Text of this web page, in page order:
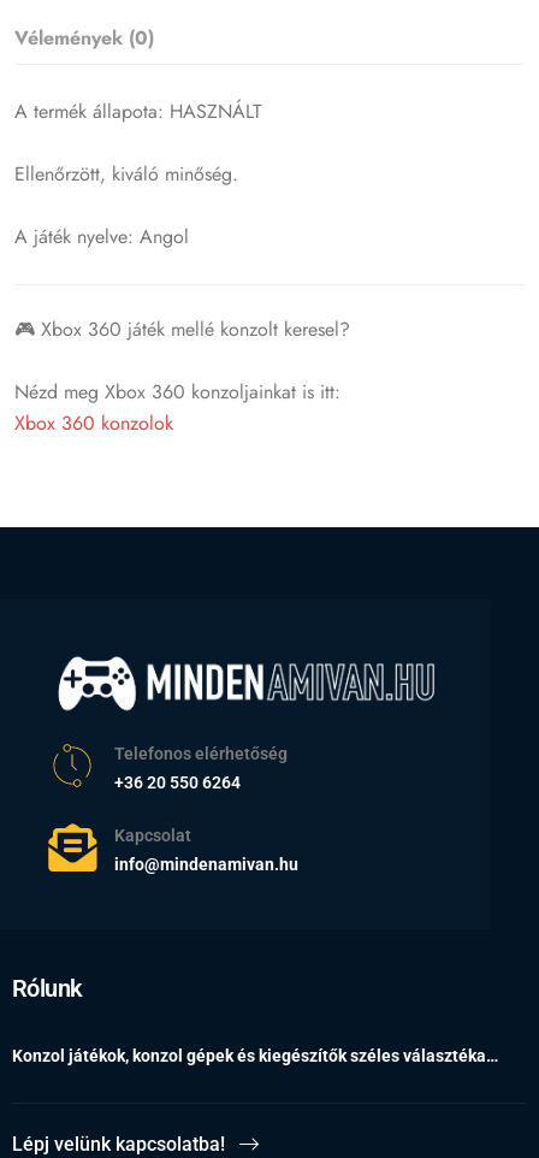
Vélemények (0)
A termék állapota: HASZNÁLT
Ellenőrzött, kiváló minőség.
A játék nyelve: Angol
🎮 Xbox 360 játék mellé konzolt keresel?
Nézd meg Xbox 360 konzoljainkat is itt:
Xbox 360 konzolok
Telefonos elérhetőség
+36 20 550 6264
Kapcsolat
info@mindenamivan.hu
Rólunk
Konzol játékok, konzol gépek és kiegészítők széles választéka…
Lépj velünk kapcsolatba!